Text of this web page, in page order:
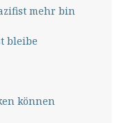
mehr bin
bleibe
können